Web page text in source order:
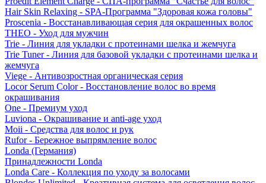
Hair Skin Relaxing - SPA-Программа "Здоровая кожа головы"
Proscenia - Восстанавливающая серия для окрашенных волос
THEO - Уход для мужчин
Trie - Линия для укладки с протеинами шелка и жемчуга
Trie Tuner - Линия для базовой укладки с протеинами шелка и
жемчуга
Viege - Антивозростная органическая серия
Locor Serum Color - Восстановление волос во время
окрашивания
One - Премиум уход
Luviona - Окрашивание и anti-age уход
Moii - Средства для волос и рук
Rufor - Бережное выпрямление волос
Londa (Германия)
Принадлежности Londa
Londa Care - Коллекция по уходу за волосами